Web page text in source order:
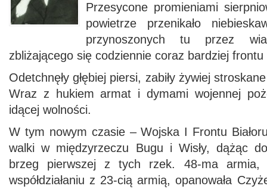
Przesycone promieniami
powietrze przenikało
przynoszonych tu przez
zbliżającego się codziennie coraz bardziej
Odetchnęły głębiej piersi, zabiły żywiej
Wraz z hukiem armat i dymami wojennej
idącej wolności.
W tym nowym czasie – Wojska I Frontu
walki w międzyrzeczu Bugu i Wisły, dążąc
brzeg pierwszej z tych rzek. 48-ma armia,
współdziałaniu z 23-cią armią, opanowała